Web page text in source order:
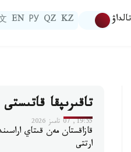
تالداۋ KZ
QZ
РУ
EN
تاقىرىپقا قاتىستى
19:55, 07 تامىز 2026
قازاقستان مەن قىتاي
ارتتى